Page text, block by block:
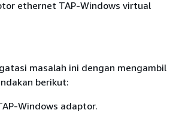
ethernet TAP-Windows virtual
masalah ini dengan mengambil
berikut:
Windows adaptor.